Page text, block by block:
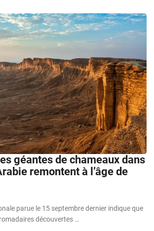
géantes de chameaux dans
remontent à l’âge de
parue le 15 septembre dernier indique que
découvertes …